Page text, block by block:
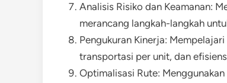
Analisis Risiko dan Keamanan:
merancang langkah-langkah
Pengukuran Kinerja:
transportasi per unit, dan
Optimalisasi Rute: